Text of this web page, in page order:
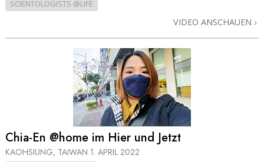
SCIENTOLOGISTS @LIFE
VIDEO ANSCHAUEN
Chia-En @home im Hier und Jetzt
KAOHSIUNG, TAIWAN 1. APRIL 2022